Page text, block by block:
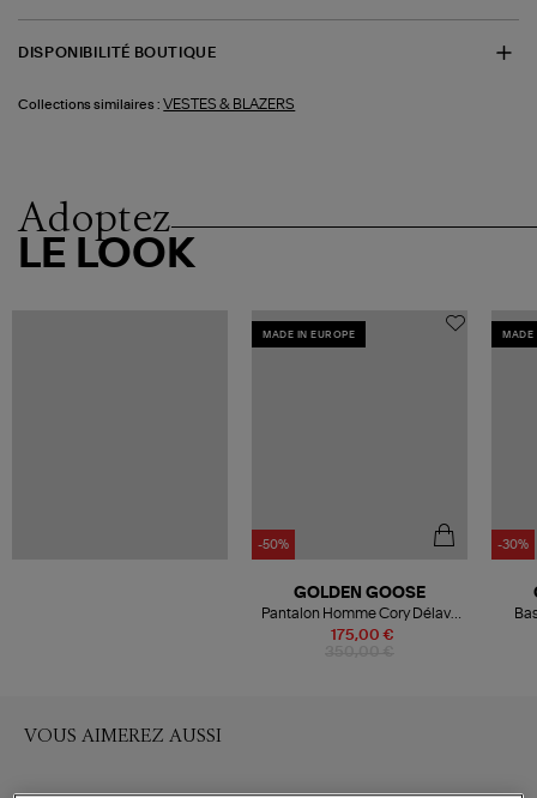
DISPONIBILITÉ BOUTIQUE
Collections similaires : VESTES & BLAZERS
Adoptez
LE LOOK
MADE IN EUROPE
-50%
175,00 €
GOLDEN GOOSE
Pantalon Homme Cory Délavé
Noir
MADE
-30%
VOUS AIMEREZ AUSSI